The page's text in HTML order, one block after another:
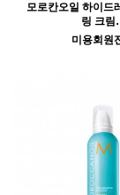
모로칸오일 하이드
링 크
미용회원